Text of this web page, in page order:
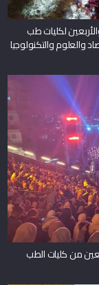
لكليات طب
والعلوم والتكنولوجيا
من كليات الطب